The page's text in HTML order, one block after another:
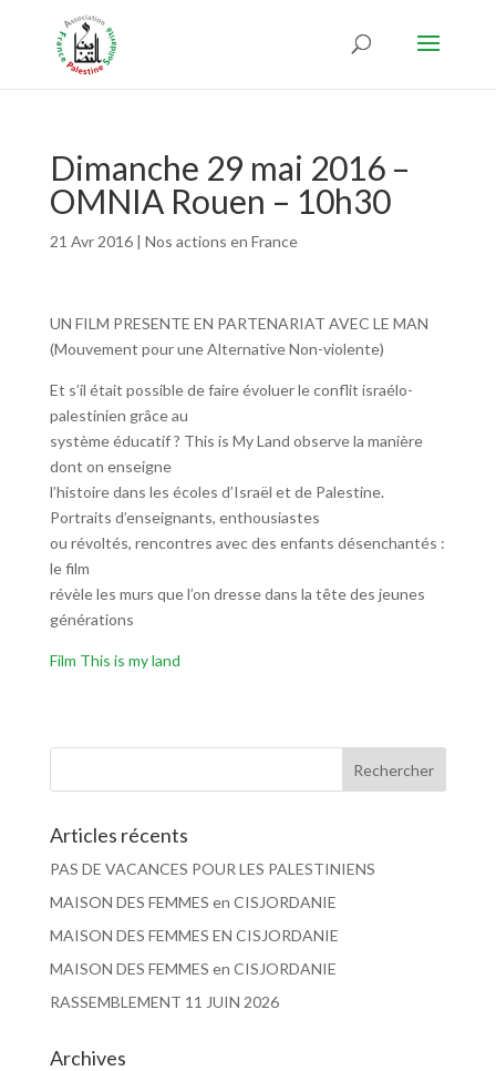
Dimanche 29 mai 2016 –
OMNIA Rouen – 10h30
21 Avr 2016| Nos actions en France
UN FILM PRESENTE EN PARTENARIAT AVEC LE MAN
(Mouvement pour une Alternative Non-violente)
Et s’il était possible de faire évoluer le conflit israélo-
palestinien grâce au
système éducatif ? This is My Land observe la manière
dont on enseigne
l’histoire dans les écoles d’Israël et de Palestine.
Portraits d’enseignants, enthousiastes
ou révoltés, rencontres avec des enfants désenchantés :
le film
révèle les murs que l’on dresse dans la tête des jeunes
générations
Film This is my land
Articles récents
PAS DE VACANCES POUR LES PALESTINIENS
MAISON DES FEMMES en CISJORDANIE
MAISON DES FEMMES EN CISJORDANIE
MAISON DES FEMMES en CISJORDANIE
RASSEMBLEMENT 11 JUIN 2026
Archives